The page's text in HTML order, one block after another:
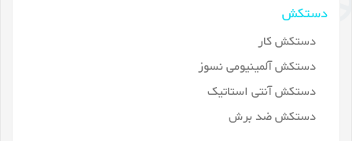
دستکش
دستکش کار
دستکش آلمینیومی نسوز
دستکش آنتی استاتیک
دستکش ضد برش